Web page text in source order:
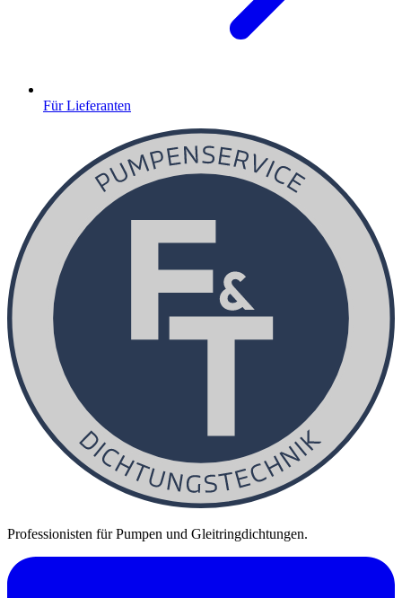
Für Lieferanten
Professionisten für Pumpen und Gleitringdichtungen.